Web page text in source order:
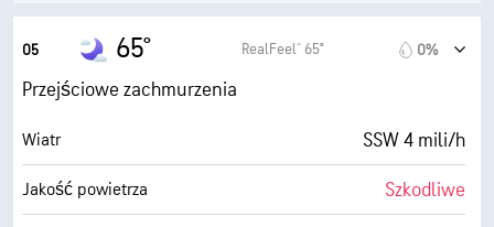
05 65° RealFeel® 65° 0%
Przejściowe zachmurzenia
Wiatr SSW 4 mili/h
Jakość powietrza Szkodliwe